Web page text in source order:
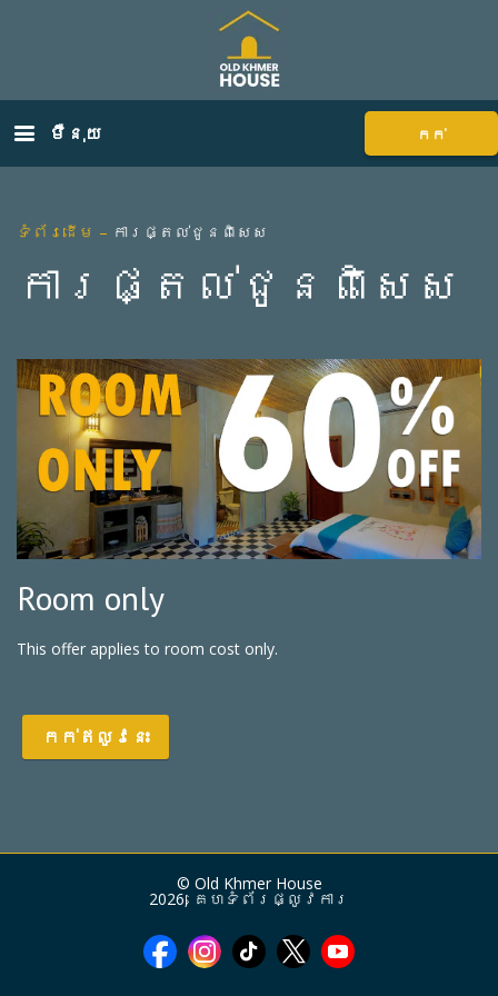
ម៉ឺនុយ កក់
ទំព័រដើម – ការផ្តល់ជូនពិសេស
ការផ្តល់ជូនពិសេស
Room only
This offer applies to room cost only.
កក់ឥលូវនេះ
© Old Khmer House
2026, គេហទំព័រផ្លូវការ